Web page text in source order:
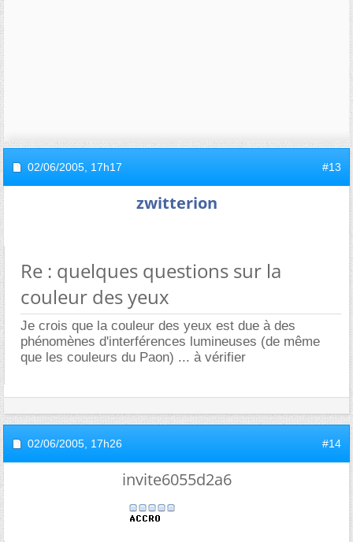
02/06/2005, 17h17 #13
zwitterion
Re : quelques questions sur la
couleur des yeux
Je crois que la couleur des yeux est due à des
phénomènes d'interférences lumineuses (de même
que les couleurs du Paon) ... à vérifier
02/06/2005, 17h26 #14
invite6055d2a6